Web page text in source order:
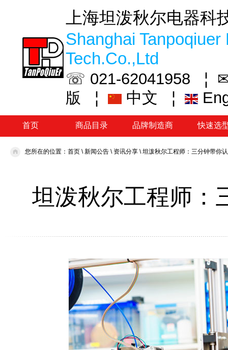
上海坦泼秋尔电器科
Shanghai
Tech.Co.,Ltd
☏ 021-62041958 ¦
版
¦ 中文 ¦
首页 商品目录 品牌制造商 快速选
您所在的位置： 首页 \新闻公告 \ 资讯分享 \坦泼秋尔工程师：三分钟带你
坦泼秋尔工程师：